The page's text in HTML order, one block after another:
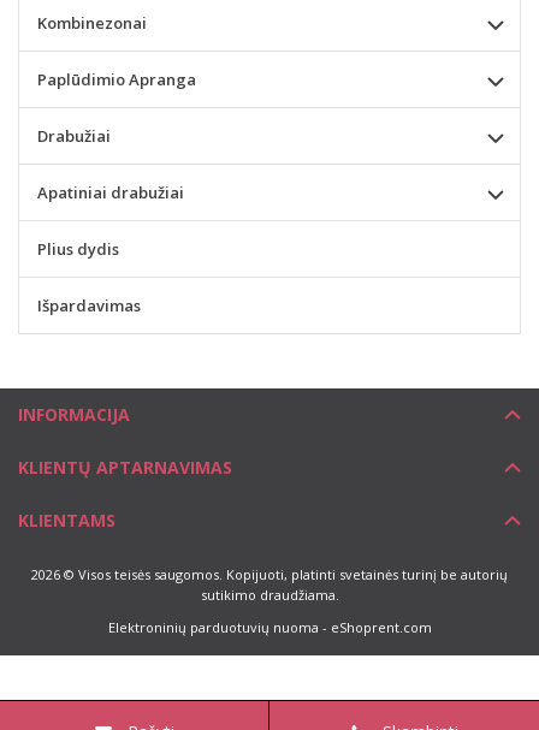
Kombinezonai
Paplūdimio Apranga
Drabužiai
Apatiniai drabužiai
Plius dydis
Išpardavimas
INFORMACIJA
KLIENTŲ APTARNAVIMAS
KLIENTAMS
2026 © Visos teisės saugomos. Kopijuoti, platinti svetainės turinį be autorių
sutikimo draudžiama.
Elektroninių parduotuvių nuoma - eShoprent.com